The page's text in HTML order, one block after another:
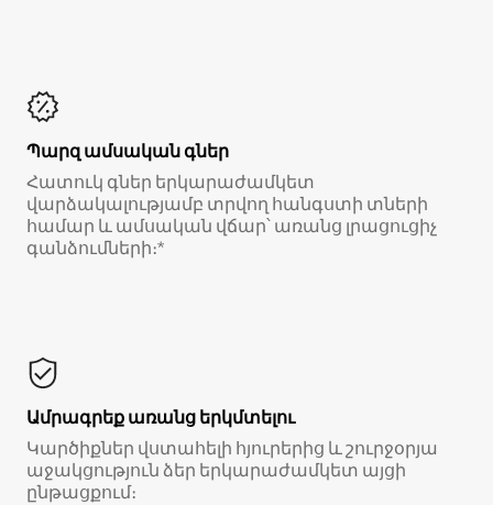
Պարզ ամսական գներ
Հատուկ գներ երկարաժամկետ
վարձակալությամբ տրվող հանգստի տների
համար և ամսական վճար՝ առանց լրացուցիչ
գանձումների։*
Ամրագրեք առանց երկմտելու
Կարծիքներ վստահելի հյուրերից և շուրջօրյա
աջակցություն ձեր երկարաժամկետ այցի
ընթացքում։